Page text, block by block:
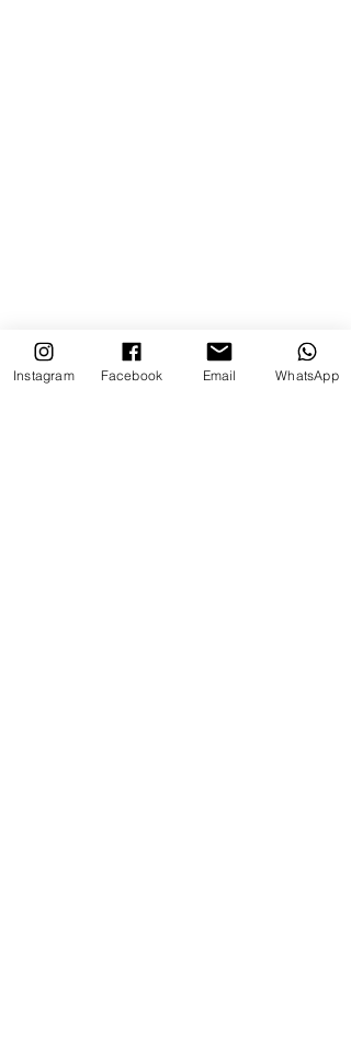
Instagram Facebook Email WhatsApp